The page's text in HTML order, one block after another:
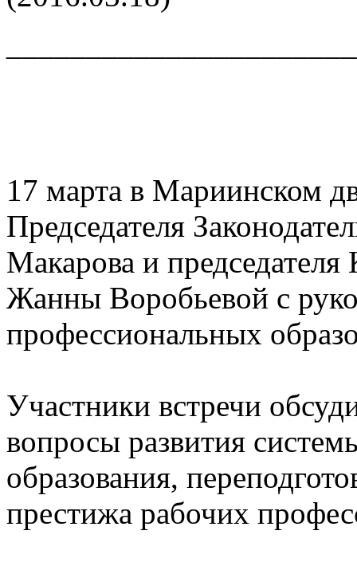
17 марта в Мариинском
Председателя
Макарова и
Жанны Воробьевой с
профессиональных
Участники встречи
вопросы развития
образования,
престижа рабочих